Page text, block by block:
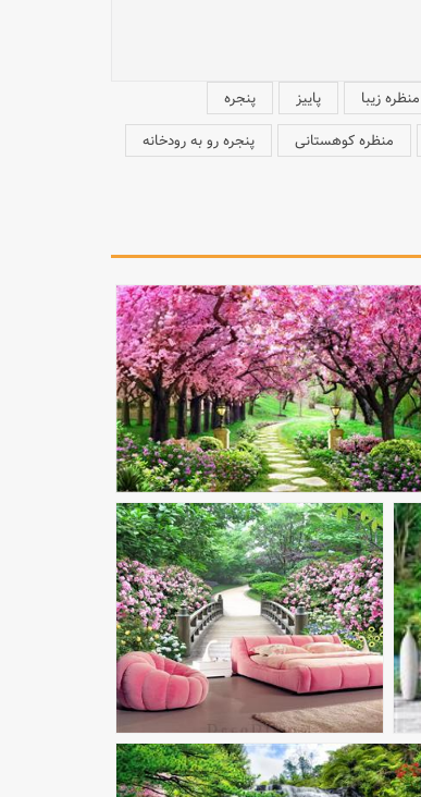
منظره زیبا پاییز
پنجره
منظره کوهستانی
پنجره رو به رودخانه